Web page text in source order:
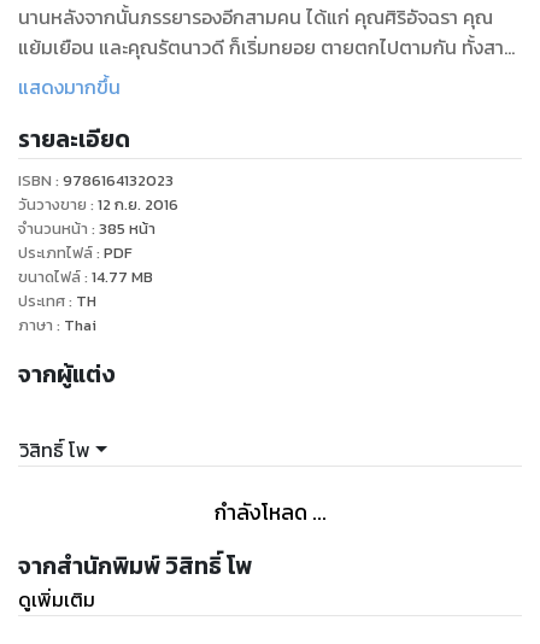
นานหลังจากนั้นภรรยารองอีกสามคน ได้แก่ คุณศิริอัจฉรา คุณ
แย้มเยือน และคุณรัตนาวดี ก็เริ่มทยอย ตายตกไปตามกัน ทั้งสาม
รายนี้ต่างก็เสียชีวิตด้วยหลักฐาน –เหตุผลอันคลุมเครือ ข้อมูล
มาจนปัจจุบัน พวกเขา ต่างลงความเห็นว่า ภรรยาทั้งสี่คนนั้นถูกฆ่า
ตาย แต่แบ่ง ลักษณะการตายออกเป็นสองกลุ่ม ว่ากันว่า ภรรยาคน
แรก ตายเพราะถูกวางยาพิษจากแผนสมคบคิดของภรรยารอง ทั้ง
สาม มีคนในวังรับรู้เรื่องนี้จึงเป็นที่มาของการจ่ายคืน ซึ่งทำให้
ภรรยารองที่เหลือทยอยตายไปจนหมด ใครในวังจันทราที่กอด
ความคับแค้นนั้นไว้! อพาร์ตเมนต์ เป็นเรื่องราวระทึกขวัญ/สืบสวน
โดย วิสิทธิ์ โพ ผู้เขียนรหัสคดีที่ได้รับการกล่าวถึงว่า เป็นนักเล่า
ชวนติดตาม แบบวางไม่ลง!!
แสดงมากขึ้น
รายละเอียด
ISBN : 9786164132023
วันวางขาย : 12 ก.ย. 2016
จำนวนหน้า : 385 หน้า
ประเภทไฟล์: PDF
ขนาดไฟล์: 14.77 MB
ประเทศ: TH
ภาษา : Thai
จากผู้แต่ง
วิสิทธิ์ โพ
กำลังโหลด ...
จากสำนักพิมพ์ วิสิทธิ์ โพ
ดูเพิ่มเติม